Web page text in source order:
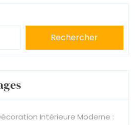
Rechercher
Intérieure Moderne :